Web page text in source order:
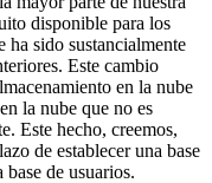
disponible para los
ha sido sustancialmente
Este cambio
en la nube
la nube que no es
Este hecho, creemos,
de establecer una base
de usuarios.